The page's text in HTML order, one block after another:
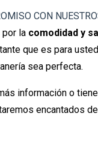
CON
la comodidad y
que es para
sea perfecta.
información o
encantados